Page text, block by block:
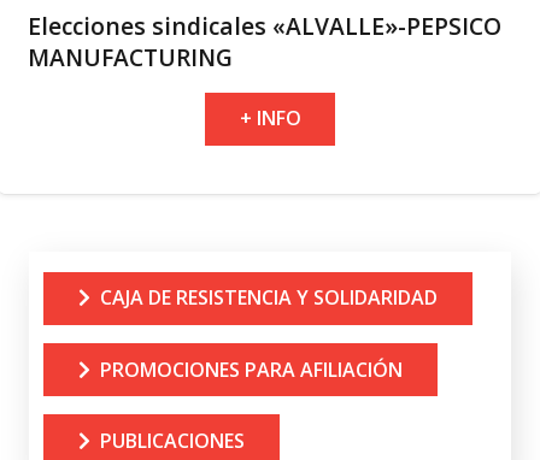
Elecciones sindicales «ALVALLE»-PEPSICO
MANUFACTURING
+ INFO
CAJA DE RESISTENCIA Y SOLIDARIDAD
PROMOCIONES PARA AFILIACIÓN
PUBLICACIONES